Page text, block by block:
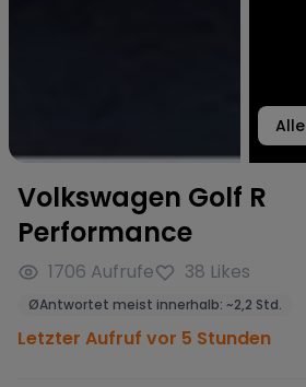
Alle
Volkswagen Golf R
Performance
1706 Aufrufe 38 Likes
ØAntwortet meist innerhalb: ~2,2 Std.
Letzter Aufruf vor 5 Stunden